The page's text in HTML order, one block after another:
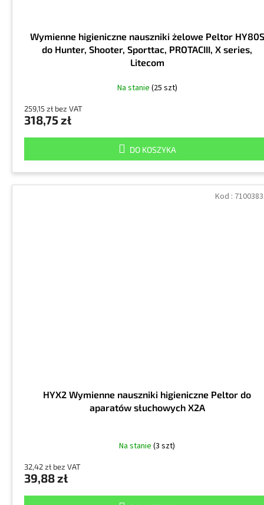
Wymienne higieniczne nauszniki żelowe Peltor HY80S
do Hunter, Shooter, Sporttac, PROTACIII, X series,
Litecom
Na stanie (25 szt)
259,15 zł bez VAT
318,75 zł
DO KOSZYKA
HYX2 Wymienne nauszniki higieniczne Peltor do
aparatów słuchowych X2A
Na stanie (3 szt)
32,42 zł bez VAT
39,88 zł
Kod :